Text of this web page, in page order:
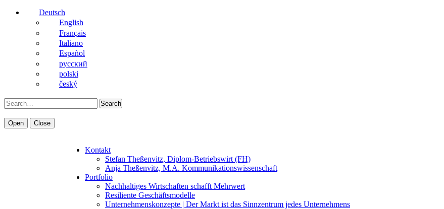
Deutsch
English
Français
Italiano
Español
pусский
polski
český
Search
Open Close
Kontakt
Stefan Theßenvitz, Diplom-Betriebswirt (FH)
Anja Theßenvitz, M.A. Kommunikationswissenschaft
Portfolio
Nachhaltiges Wirtschaften schafft Mehrwert
Resiliente Geschäftsmodelle
Unternehmenskonzepte | Der Markt ist das Sinnzentrum jedes Unternehmens